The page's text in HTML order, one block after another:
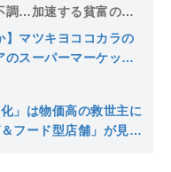
調…加速する貧富の差
】マツキヨココカラの
スーパーマーケット
に見えてきた陰りの
」は物価高の救世主に
フード型店舗」が見据